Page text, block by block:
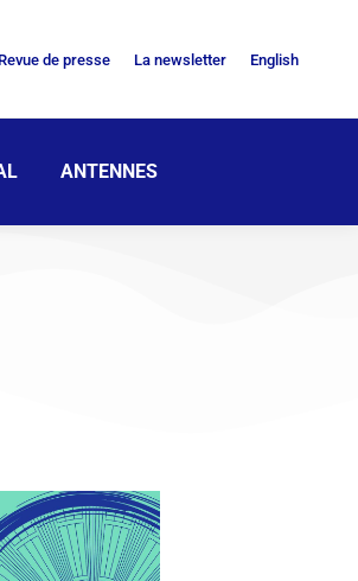
Revue de presse La newsletter English
ANTENNES